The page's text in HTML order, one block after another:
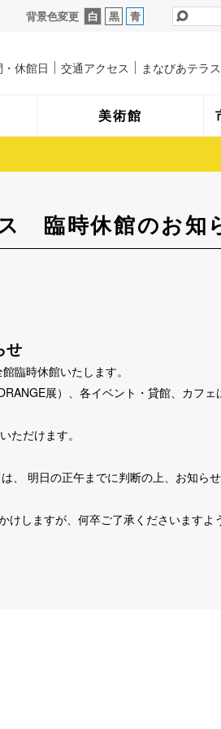
背景色変更 白 黒 青
美術館
休館日 交通アクセス まなびあテラ
臨時休館のお知
せ
臨時休館いたします。
展）、各イベント・貸館、カフ
ただけます。
、 明日の正午までに判断の上、お知らせ
しますが、何卒ご了承くださいますよ